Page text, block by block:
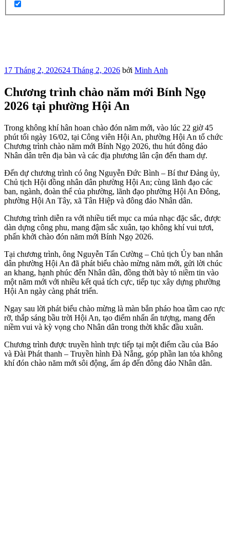
Đăng
17 Tháng 2, 202624 Tháng 2, 2026 bởi Minh Anh
Chương trình chào năm mới Bính Ngọ
2026 tại phường Hội An
Trong không khí hân hoan chào đón năm mới, vào lúc 22 giờ 45
phút tối ngày 16/02, tại Công viên Hội An, phường Hội An tổ chức
Chương trình chào năm mới Bính Ngọ 2026, thu hút đông đảo
Nhân dân trên địa bàn và các địa phương lân cận đến tham dự.
Đến dự chương trình có ông Nguyễn Đức Bình – Bí thư Đảng ủy,
Chủ tịch Hội đồng nhân dân phường Hội An; cùng lãnh đạo các
ban, ngành, đoàn thể của phường, lãnh đạo phường Hội An Đông,
phường Hội An Tây, xã Tân Hiệp và đông đảo Nhân dân.
Chương trình diễn ra với nhiều tiết mục ca múa nhạc đặc sắc, được
dàn dựng công phu, mang đậm sắc xuân, tạo không khí vui tươi,
phấn khởi chào đón năm mới Bính Ngọ 2026.
Tại chương trình, ông Nguyễn Tấn Cường – Chủ tịch Ủy ban nhân
dân phường Hội An đã phát biểu chào mừng năm mới, gửi lời chúc
an khang, hạnh phúc đến Nhân dân, đồng thời bày tỏ niềm tin vào
một năm mới với nhiều kết quả tích cực, tiếp tục xây dựng phường
Hội An ngày càng phát triển.
Ngay sau lời phát biểu chào mừng là màn bắn pháo hoa tầm cao rực
rỡ, thắp sáng bầu trời Hội An, tạo điểm nhấn ấn tượng, mang đến
niềm vui và kỳ vọng cho Nhân dân trong thời khắc đầu xuân.
Chương trình được truyền hình trực tiếp tại một điểm cầu của Báo
và Đài Phát thanh – Truyền hình Đà Nẵng, góp phần lan tỏa không
khí đón chào năm mới sôi động, ấm áp đến đông đảo Nhân dân.